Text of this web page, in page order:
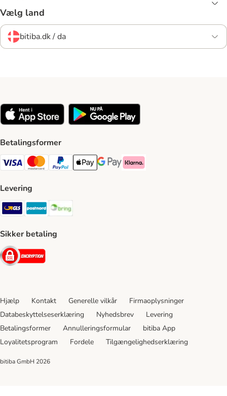
Vælg land
bitiba.dk / da
Betalingsformer
VISA Payment Method
Mastercard Payment Method
Paypal Payment Method
Apple Pay Payment Method
Google Pay Payment Method
Klarna Payment Method
Levering
GLS Shipping Method
Postnord Shipping Method
Sikker betaling
Security
Hjælp Kontakt Generelle vilkår
Firmaoplysninger
Databeskyttelseserklæring
Nyhedsbrev
Levering
Betalingsformer
Annulleringsformular
bitiba App
Loyalitetsprogram
Fordele Tilgængelighedserklæring
bitiba GmbH 2026